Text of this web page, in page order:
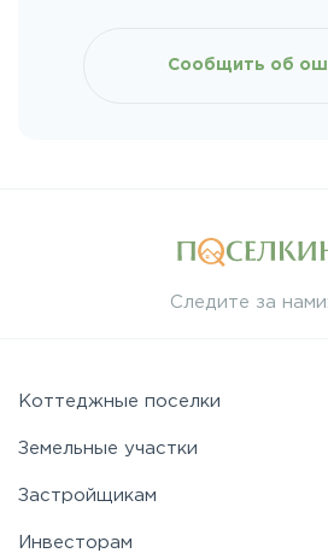
Сообщить об
Следите за нами:
Коттеджные поселки
Земельные участки
Застройщикам
Инвесторам